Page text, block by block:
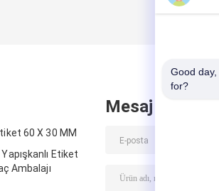
60 X 30 MM
Etiket
Ambalajı
Mesaj bırak
Good
for?